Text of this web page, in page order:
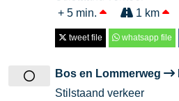
+ 5 min.
1 km
tweet file whatsapp file
Bos en Lommerweg
Stilstaand verkeer